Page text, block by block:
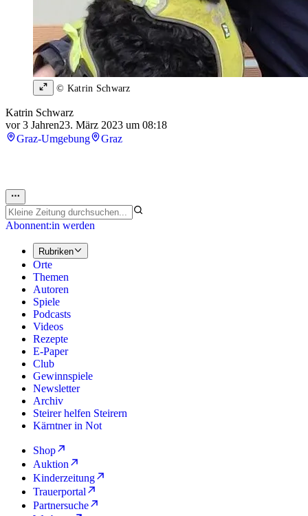
© Katrin Schwarz
Katrin Schwarz
vor 3 Jahren23. März 2023 um 08:18
Graz-Umgebung
Graz
Abonnent:in werden
Rubriken
Orte
Themen
Autoren
Spiele
Podcasts
Videos
Rezepte
E-Paper
Club
Gewinnspiele
Newsletter
Archiv
Steirer helfen Steirern
Kärntner in Not
Shop
Auktion
Kinderzeitung
Trauerportal
Partnersuche